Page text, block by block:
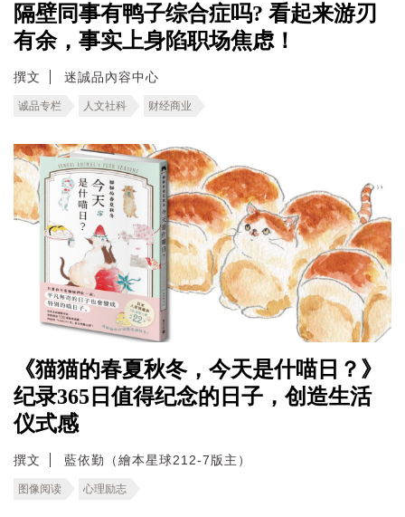
隔壁同事有鸭子综合症吗? 看起来游刃
有余，事实上身陷职场焦虑！
撰文 迷誠品內容中心
诚品专栏 人文社科 财经商业
《猫猫的春夏秋冬，今天是什喵日？》
纪录365日值得纪念的日子，创造生活
仪式感
撰文 藍依勤（繪本星球212-7版主）
图像阅读 心理励志